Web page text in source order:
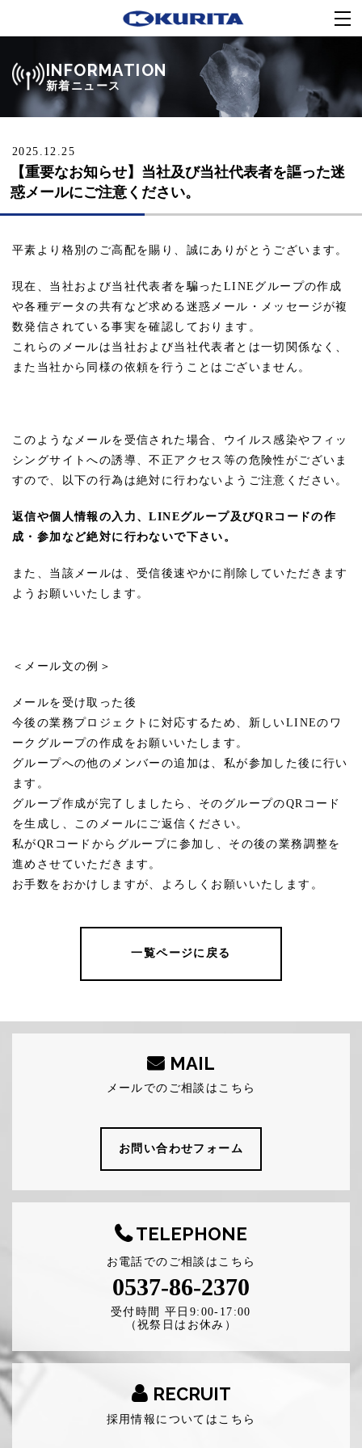
INFORMATION
新着ニュース
2025.12.25
【重要なお知らせ】当社及び当社代表者を謳った迷
惑メールにご注意ください。
平素より格別のご高配を賜り、誠にありがとうございます。
現在、当社および当社代表者を騙ったLINEグループの作成
や各種データの共有など求める迷惑メール・メッセージが複
数発信されている事実を確認しております。
これらのメールは当社および当社代表者とは一切関係なく、
また当社から同様の依頼を行うことはございません。
このようなメールを受信された場合、ウイルス感染やフィッ
シングサイトへの誘導、不正アクセス等の危険性がございま
すので、以下の行為は絶対に行わないようご注意ください。
返信や個人情報の入力、LINEグループ及びQRコードの作
成・参加など絶対に行わないで下さい。
また、当該メールは、受信後速やかに削除していただきます
ようお願いいたします。
＜メール文の例＞
メールを受け取った後
今後の業務プロジェクトに対応するため、新しいLINEのワ
ークグループの作成をお願いいたします。
グループへの他のメンバーの追加は、私が参加した後に行い
ます。
グループ作成が完了しましたら、そのグループのQR コード
を生成し、このメールにご返信ください。
私がQR コードからグループに参加し、その後の業務調整を
進めさせていただきます。
お手数をおかけしますが、よろしくお願いいたします。
一覧ページに戻る
MAIL
メールでのご相談はこちら
お問い合わせフォーム
TELEPHONE
お電話でのご相談はこちら
0537-86-2370
受付時間 平日9:00-17:00
（祝祭日はお休み）
RECRUIT
採用情報についてはこちら